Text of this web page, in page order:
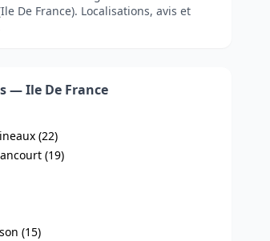
De France). Localisations, avis et
— Ile De France
(22)
(19)
(15)